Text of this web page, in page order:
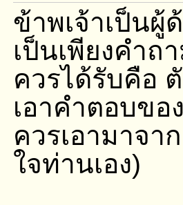
ข้าพเจ้าเป็น
เป็นเพียงคำ
ควรได้รับคือ
เอาคำตอบขอ
ควรเอามาจา
ใจท่านเอง)